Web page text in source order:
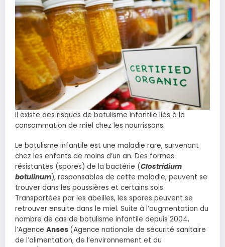
Il existe des risques de botulisme infantile liés à la
consommation de miel chez les nourrissons.
Le botulisme infantile est une maladie rare, survenant
chez les enfants de moins d’un an. Des formes
résistantes (spores) de la bactérie (Clostridium
botulinum), responsables de cette maladie, peuvent se
trouver dans les poussières et certains sols.
Transportées par les abeilles, les spores peuvent se
retrouver ensuite dans le miel. Suite à l’augmentation du
nombre de cas de botulisme infantile depuis 2004,
l’Agence Anses (Agence nationale de sécurité sanitaire
de l’alimentation, de l’environnement et du